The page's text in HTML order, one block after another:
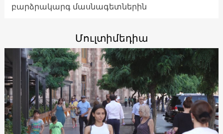
բարձրակարգ մասնագետներին
Մուլտիմեդիա